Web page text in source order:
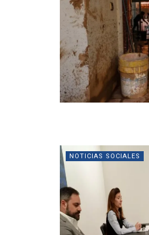
NOTICIAS SOCIALES